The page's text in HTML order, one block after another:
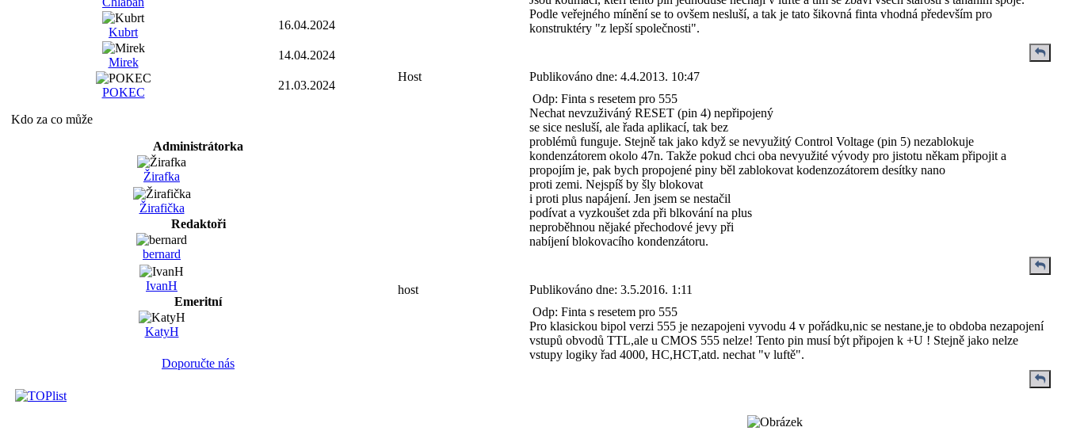
Kubrt
16.04.2024
Mirek
14.04.2024
POKEC
21.03.2024
Kdo za co může
Administrátorka
Žirafka
Žirafička
Redaktoři
bernard
IvanH
Emeritní
KatyH
Doporučte nás
Podle veřejného mínění se to ovšem nesluší, a tak je tato šikovná finta vhodná především pro
konstruktéry "z lepší společnosti".
Host Publikováno dne: 4.4.2013. 10:47
Odp: Finta s resetem pro 555
Nechat nevzuživáný RESET (pin 4) nepřipojený
se sice nesluší, ale řada aplikací, tak bez
problémů funguje. Stejně tak jako když se nevyužitý Control Voltage (pin 5) nezablokuje
kondenzátorem okolo 47n. Takže pokud chci oba nevyužité vývody pro jistotu někam připojit a
propojím je, pak bych propojené piny běl zablokovat kodenzozátorem desítky nano
proti zemi. Nejspíš by šly blokovat
i proti plus napájení. Jen jsem se nestačil
podívat a vyzkoušet zda při blkování na plus
neproběhnou nějaké přechodové jevy při
nabíjení blokovacího kondenzátoru.
host Publikováno dne: 3.5.2016. 1:11
Odp: Finta s resetem pro 555
Pro klasickou bipol verzi 555 je nezapojeni vyvodu 4 v pořádku,nic se nestane,je to obdoba nezapojení
vstupů obvodů TTL,ale u CMOS 555 nelze! Tento pin musí být připojen k +U ! Stejně jako nelze
vstupy logiky řad 4000, HC,HCT,atd. nechat "v luftě".